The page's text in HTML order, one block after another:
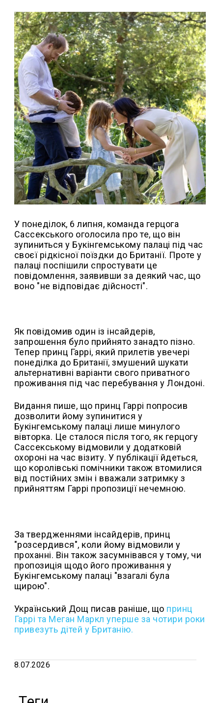
У понеділок, 6 липня, команда герцога
Сассекського оголосила про те, що він
зупиниться у Букінгемському палаці під час
своєї рідкісної поїздки до Британії. Проте у
палаці поспішили спростувати це
повідомлення, заявивши за деякий час, що
воно "не відповідає дійсності".
Як повідомив один із інсайдерів,
запрошення було прийнято занадто пізно.
Тепер принц Гаррі, який прилетів увечері
понеділка до Британії, змушений шукати
альтернативні варіанти свого приватного
проживання під час перебування у Лондоні.
Видання пише, що принц Гаррі попросив
дозволити йому зупинитися у
Букінгемському палаці лише минулого
вівторка. Це сталося після того, як герцогу
Сассекському відмовили у додатковій
охороні на час візиту. У публікації йдеться,
що королівські помічники також втомилися
від постійних змін і вважали затримку з
прийняттям Гаррі пропозиції нечемною.
За твердженнями інсайдерів, принц
"розсердився", коли йому відмовили у
проханні. Він також засумнівався у тому, чи
пропозиція щодо його проживання у
Букінгемському палаці "взагалі була
щирою".
Український Дощ писав раніше, що принц
Гаррі та Меган Маркл уперше за чотири роки
привезуть дітей у Британію.
8.07.2026